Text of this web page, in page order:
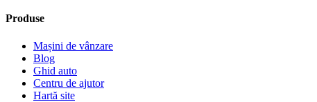
Produse
Mașini de vânzare
Blog
Ghid auto
Centru de ajutor
Hartă site